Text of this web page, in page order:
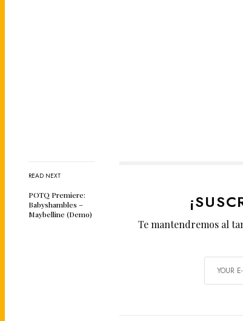
READ NEXT
POTQ Premiere:
Babyshambles –
Maybelline (Demo)
Te mantendremos al